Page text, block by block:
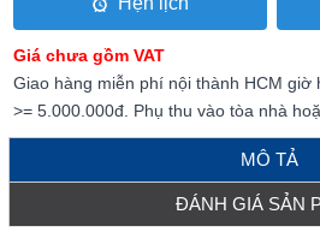
Giá chưa gồm VAT
Giao hàng miễn phí nội thành HCM giờ
>= 5.000.000đ. Phụ thu vào tòa nhà
MÔ TẢ
ĐÁNH GIÁ SẢN